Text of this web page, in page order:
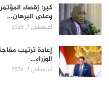
كبر: إقصاء
وعلى البرهان…
أغسطس 7, 2026
إعادة ترتيب
الوزراء…
أغسطس 7, 2026